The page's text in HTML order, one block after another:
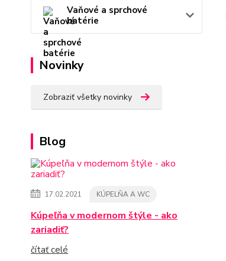
Vaňové a sprchové
batérie
Novinky
Zobraziť všetky novinky
Blog
17.02.2021 KÚPELŇA A WC
Kúpeľňa v modernom štýle - ako
zariadiť?
čítať celé